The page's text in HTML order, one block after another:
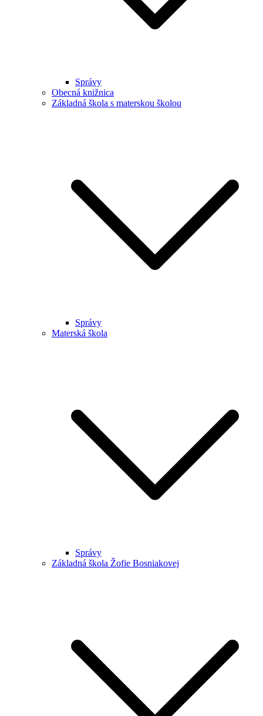
Správy
Obecná knižnica
Základná škola s materskou školou
Správy
Materská škola
Správy
Základná škola Žofie Bosniakovej